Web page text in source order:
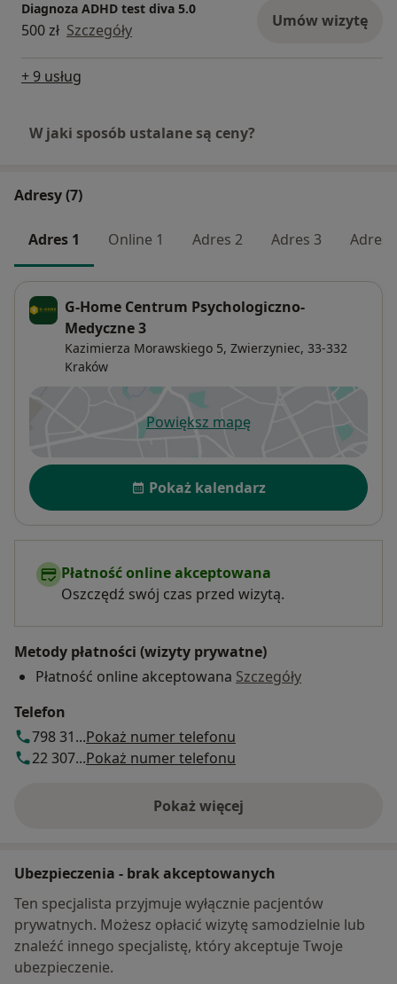
Diagnoza ADHD test diva 5.0
500 zł Szczegóły Umów wizytę
+ 9 usług
W jaki sposób ustalane są ceny?
Adresy (7)
Adres 1 Online 1 Adres 2 Adres 3 Adres
G-Home Centrum Psychologiczno-
Medyczne 3
Kazimierza Morawskiego 5, Zwierzyniec, 33-332
Kraków
Powiększ mapęotwiera się w nowej karcie
Dostępność
Pokaż kalendarz
Płatność online akceptowana
Oszczędź swój czas przed wizytą.
Metody płatności (wizyty prywatne)
Płatność online akceptowana Szczegóły
Telefon
798 31...Pokaż numer telefonu
22 307...Pokaż numer telefonu
Pokaż więcej
o adresie
Ubezpieczenia - brak akceptowanych
Ten specjalista przyjmuje wyłącznie pacjentów
prywatnych. Możesz opłacić wizytę samodzielnie lub
znaleźć innego specjalistę, który akceptuje Twoje
ubezpieczenie.